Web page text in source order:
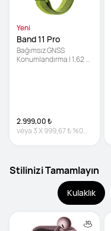
Yeni
Band 11 Pro
Bağımsız GNSS
Konumlandırma | 1,62
2.999,00 ₺
veya 3X999,67 ₺%0
Stilinizi Tamamlayın
Kulaklık